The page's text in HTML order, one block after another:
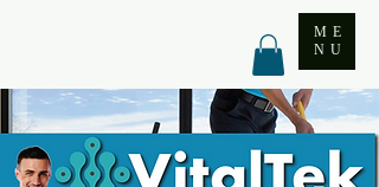
ME
NU